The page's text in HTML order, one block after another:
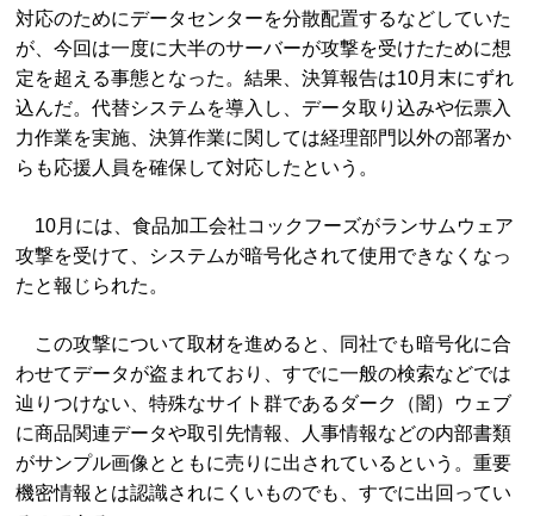
対応のためにデータセンターを分散配置するなどしていた
が、今回は一度に大半のサーバーが攻撃を受けたために想
定を超える事態となった。結果、決算報告は10月末にずれ
込んだ。代替システムを導入し、データ取り込みや伝票入
力作業を実施、決算作業に関しては経理部門以外の部署か
らも応援人員を確保して対応したという。
10月には、食品加工会社コックフーズがランサムウェア
攻撃を受けて、システムが暗号化されて使用できなくなっ
たと報じられた。
この攻撃について取材を進めると、同社でも暗号化に合
わせてデータが盗まれており、すでに一般の検索などでは
辿りつけない、特殊なサイト群であるダーク（闇）ウェブ
に商品関連データや取引先情報、人事情報などの内部書類
がサンプル画像とともに売りに出されているという。重要
機密情報とは認識されにくいものでも、すでに出回ってい